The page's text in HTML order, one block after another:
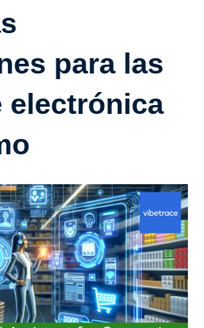
para las
electrónica